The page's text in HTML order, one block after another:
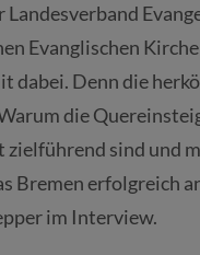
Evanglischen
dabei. Denn die
die
zielführend sind und
Bremen erfolgreich
im Interview.